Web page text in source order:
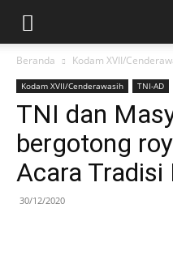
Beranda Kodam XVII/
Kodam XVII/Cenderawasih TNI-AD
TNI dan
bergotong
Acara Tradisi
30/12/2020